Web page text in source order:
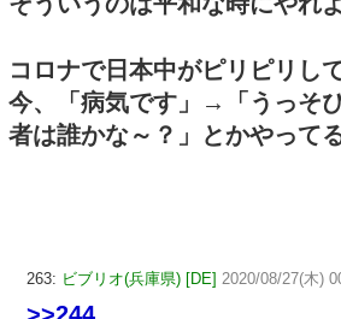
コロナで日本中がピリピリし
今、「病気です」→「うっそ
者は誰かな～？」とかやって
263: ビブリオ(兵庫県) [DE] 2020/08/27(木)